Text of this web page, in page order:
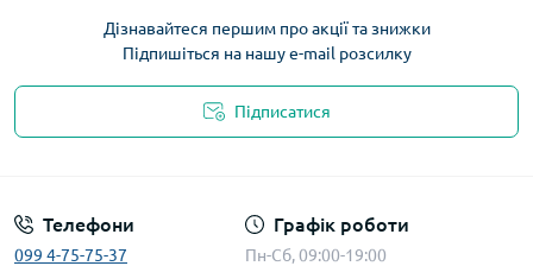
Дізнавайтеся першим про акції та знижки
Підпишіться на нашу e-mail розсилку
Підписатися
Телефони
099 4-75-75-37
Графік роботи
Пн-Сб, 09:00-19:00